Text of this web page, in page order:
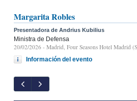
Margarita Robles
Presentadora de Andrius Kubilius
Ministra de Defensa
20/02/2026 - Madrid, Four Seasons Hotel Madrid
Información del evento